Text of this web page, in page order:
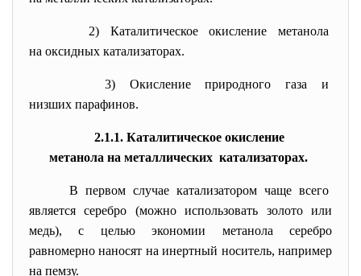
2) Каталитическое окисление метанола
на оксидных катализаторах.
3) Окисление природного газа и
низших парафинов.
2.1.1. Каталитическое окисление
метанола на металлических катализаторах.
В первом случае катализатором чаще всего
является серебро (можно использовать золото или
медь), с целью экономии метанола серебро
равномерно наносят на инертный носитель, например
на пемзу.